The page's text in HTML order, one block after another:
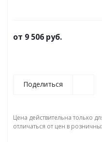
от 9 506 руб.
Поделиться
Цена действительна только
отличаться от цен в